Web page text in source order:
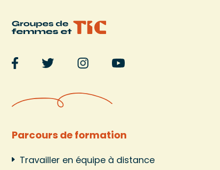
Parcours de formation
Travailler en équipe à distance